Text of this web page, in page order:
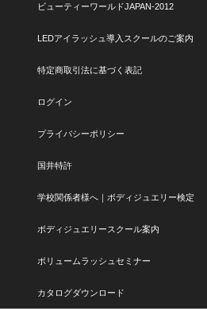
ビューティーワールドJAPAN-2012
LEDアイラッシュ導入スクールのご案内
特定商取引法に基づく表記
ログイン
プライバシーポリシー
国井特許
学校関係者様へ｜ボディジュエリー検定
ボディジュエリースクール案内
ボリュームラッシュセミナー
カタログダウンロード